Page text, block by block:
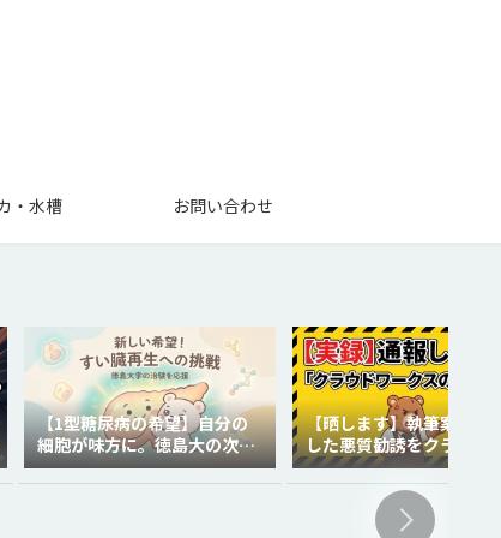
・水槽 お問い合わせ
【1型糖尿病の希望】自分の
細胞が味方に。徳島大の次世
代再生医療
【晒します】執筆案件で
した悪質勧誘をクラウド
クスに通報しました。